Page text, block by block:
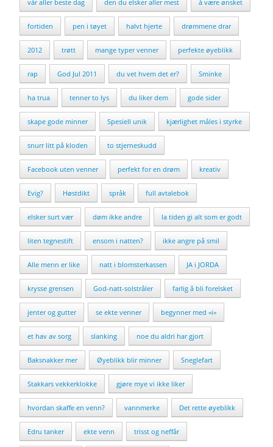
vår aller beste dag den du elsker aller mest å være ønsket
fortiden pen i tøyet halvt hjerte drømmene drar
2012 trøtt mange typer venner perfekte øyeblikk
rap God Jul 2011 du vet hvem det er? Sminke
ha trua tenner to lys du liker dem gode sider
skape gode minner Spesiell unik kjærlighet måles i styrke
snurr litt på kloden to stjerneskudd
Facebook uten venner perfekt for en drøm kreativ
Evig? Høstdikt språk full avtalebok
elsker surt vær døm ikke andre la tiden gi alt som er godt
liten tegnestift ensom i natten? ikke angre på smil
Alle menn er like natt i blomsterkassen JA i JORDA
krysse grensen God-natt-solstråler farlig å bli forelsket
jenter og gutter se ekte venner begynner med «i»
et hav av sorg slanking noe du aldri har gjort
Baksnakker mer Øyeblikk blir minner Sneglefart
Stakkars vekkerklokke gjøre mye vi ikke liker
hvordan skaffe en venn? vannmerke Det rette øyeblikk
Edru tanker ekte venn trisst og neffår